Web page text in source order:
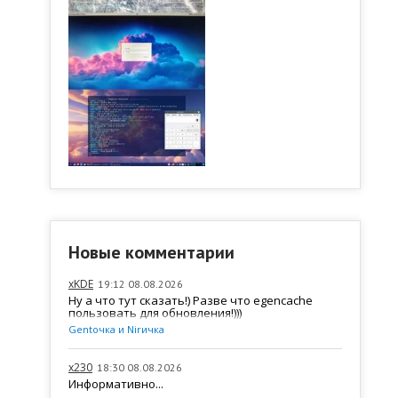
Новые комментарии
xKDE 19:12 08.08.2026
Ну а что тут сказать!) Разве что egencache
пользовать для обновления!)))
Gentочка и Nirичка
x230 18:30 08.08.2026
Информативно...